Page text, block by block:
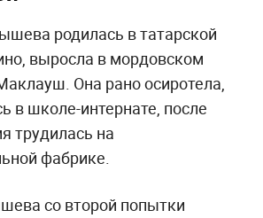
родилась в татарской
выросла в мордовском
Она рано осиротела,
в школе-интернате, после
трудилась на
фабрике.
со второй попытки